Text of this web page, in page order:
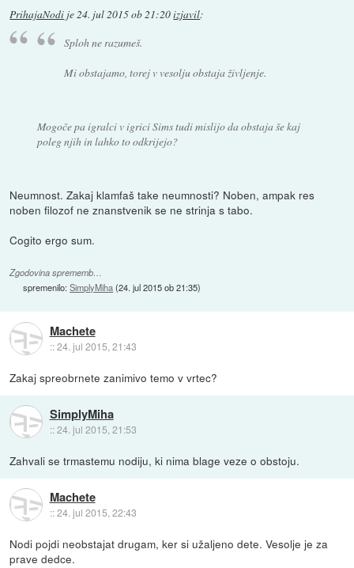
PrihajaNodi je24. jul 2015 ob 21:20izjavil:
Sploh ne razumeš.
Mi obstajamo, torej v vesolju obstaja življenje.
Mogoče pa igralci v igrici Sims tudi mislijo da obstaja še kaj
poleg njih in lahko to odkrijejo?
Neumnost. Zakaj klamfaš take neumnosti? Noben, ampak res
noben filozof ne znanstvenik se ne strinja s tabo.
Cogito ergo sum.
Zgodovina sprememb…
spremenilo:SimplyMiha(24. jul 2015 ob 21:35)
Machete
::24. jul 2015, 21:43
Zakaj spreobrnete zanimivo temo v vrtec?
SimplyMiha
::24. jul 2015, 21:53
Zahvali se trmastemu nodiju, ki nima blage veze o obstoju.
Machete
::24. jul 2015, 22:43
Nodi pojdi neobstajat drugam, ker si užaljeno dete. Vesolje je za
prave dedce.